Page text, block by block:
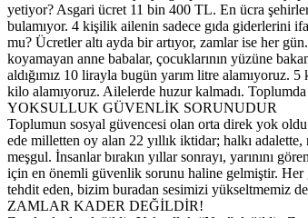
yetiyor? Asgari ücret 11 bin 400 TL. En ücra
bulamıyor. 4 kişilik ailenin sadece gıda giderlerini
mu? Ücretler altı ayda bir artıyor, zamlar ise her
koyamayan anne babalar, çocuklarının yüzüne
aldığımız 10 lirayla bugün yarım litre alamıyoruz.
kilo alamıyoruz. Ailelerde huzur kalmadı.
YOKSULLUK GÜVENLİK SORUNUDUR
Toplumun sosyal güvencesi olan orta direk yok
ede milletten oy alan 22 yıllık iktidar; halkı
meşgul. İnsanlar bırakın yıllar sonrayı, yarınını
için en önemli güvenlik sorunu haline gelmiştir. Her
tehdit eden, bizim buradan sesimizi yükseltmemiz
ZAMLAR KADER DEĞİLDİR!